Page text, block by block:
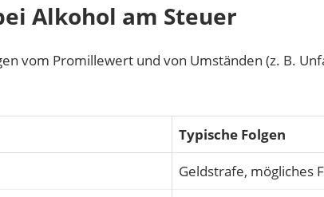
Alkohol am Steuer
vom Promillewert und von Umständen (z. B.
Typische Folgen
Geldstrafe, mögliches